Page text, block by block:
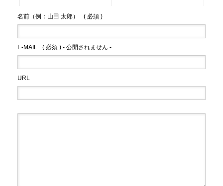
名前（例：山田 太郎） ( 必須 )
E-MAIL ( 必須 ) - 公開されません -
URL